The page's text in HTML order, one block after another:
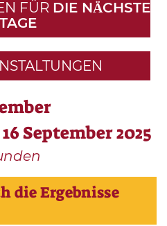
FÜR DIE NӒCHSTE
September 2025
die Ergebnisse